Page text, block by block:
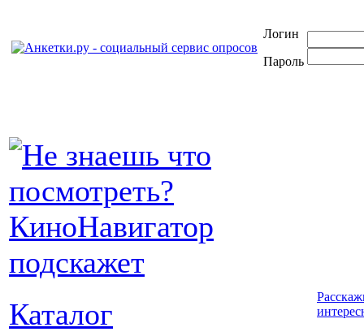
Логин
Пароль
Каталог